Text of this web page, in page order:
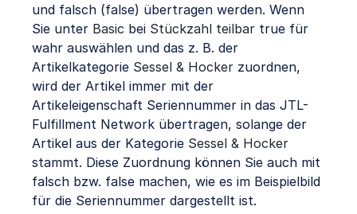
und falsch (false) übertragen werden. Wenn
Sie unter Basic bei Stückzahl teilbar true für
wahr auswählen und das z. B. der
Artikelkategorie Sessel & Hocker zuordnen,
wird der Artikel immer mit der
Artikeleigenschaft Seriennummer in das JTL-
Fulfillment Network übertragen, solange der
Artikel aus der Kategorie Sessel & Hocker
stammt. Diese Zuordnung können Sie auch mit
falsch bzw. false machen, wie es im Beispielbild
für die Seriennummer dargestellt ist.